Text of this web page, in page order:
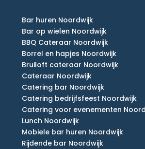
Bar huren Noordwijk
Bar op wielen Noordwijk
BBQ Cateraar Noordwijk
Borrel en hapjes Noordwijk
Bruiloft cateraar Noordwijk
Cateraar Noordwijk
Catering bar Noordwijk
Catering bedrijfsfeest Noordwijk
Catering voor evenementen
Lunch Noordwijk
Mobiele bar huren Noordwijk
Rijdende bar Noordwijk